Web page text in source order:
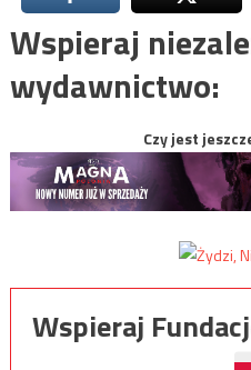
Wspieraj
wydawnictwo:
Czy jest
Wspieraj